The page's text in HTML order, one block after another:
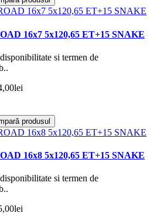
16x7 5x120,65 ET+15 SNAKE
si termen de
produsul
16x8 5x120,65 ET+15 SNAKE
si termen de